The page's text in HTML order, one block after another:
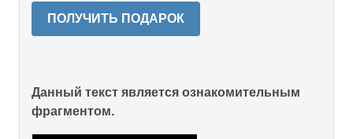
ПОЛУЧИТЬ ПОДАРОК
Данный текст является ознакомительным
фрагментом.